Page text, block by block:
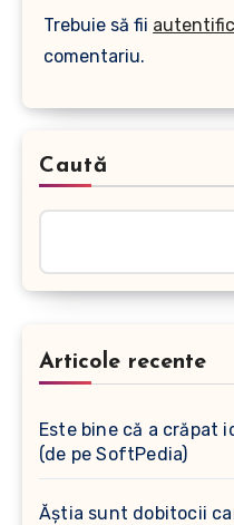
Trebuie să fii
comentariu.
Caută
Articole recente
Este bine că a crăpat
(de pe SoftPedia)
Ăștia sunt dobitocii